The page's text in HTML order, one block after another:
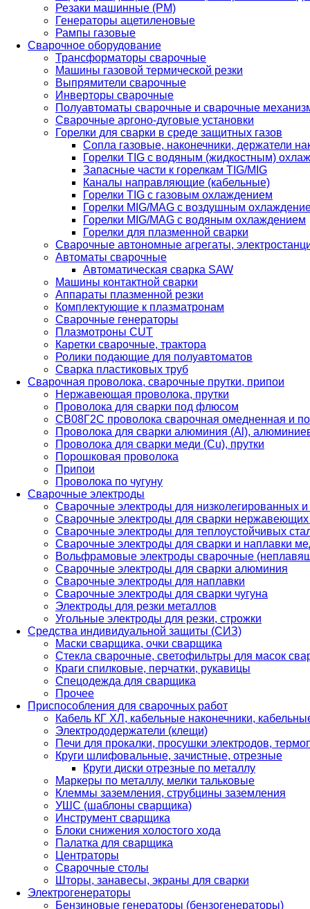
Резаки машинные (РМ)
Генераторы ацетиленовые
Рампы газовые
Сварочное оборудование
Трансформаторы сварочные
Машины газовой термической резки
Выпрямители сварочные
Инверторы сварочные
Полуавтоматы сварочные и сварочные
Сварочные аргоно-дуговые установки
Горелки для сварки в среде защитных газов
Сопла газовые, наконечники, держатели
Горелки TIG с водяным (жидкостным)
Запасные части к горелкам TIG/MIG
Каналы направляющие (кабельные)
Горелки TIG с газовым охлаждением
Горелки MIG/MAG с воздушным
Горелки MIG/MAG с водяным охлаждением
Горелки для плазменной сварки
Сварочные автономные агрегаты,
Автоматы сварочные
Автоматическая сварка SAW
Машины контактной сварки
Аппараты плазменной резки
Комплектующие к плазматронам
Сварочные генераторы
Плазмотроны CUT
Каретки сварочные, трактора
Ролики подающие для полуавтоматов
Сварка пластиковых труб
Сварочная проволока, сварочные прутки, припои
Нержавеющая проволока, прутки
Проволока для сварки под флюсом
СВ08Г2С проволока сварочная омедненная и
Проволока для сварки алюминия (Al),
Проволока для сварки меди (Cu), прутки
Порошковая проволока
Припои
Проволока по чугуну
Сварочные электроды
Сварочные электроды для низколегированных и
Сварочные электроды для сварки
Сварочные электроды для теплоустойчивых
Сварочные электроды для сварки и наплавки
Вольфрамовые электроды сварочные
Сварочные электроды для сварки алюминия
Сварочные электроды для наплавки
Сварочные электроды для сварки чугуна
Электроды для резки металлов
Угольные электроды для резки, строжки
Средства индивидуальной защиты (СИЗ)
Маски сварщика, очки сварщика
Стекла сварочные, светофильтры для масок
Краги спилковые, перчатки, рукавицы
Спецодежда для сварщика
Прочее
Приспособления для сварочных работ
Кабель КГ ХЛ, кабельные наконечники,
Электрододержатели (клещи)
Печи для прокалки, просушки электродов,
Круги шлифовальные, зачистные, отрезные
Круги диски отрезные по металлу
Маркеры по металлу, мелки тальковые
Клеммы заземления, струбцины заземления
УШС (шаблоны сварщика)
Инструмент сварщика
Блоки снижения холостого хода
Палатка для сварщика
Центраторы
Сварочные столы
Шторы, занавесы, экраны для сварки
Электрогенераторы
Бензиновые генераторы (бензогенераторы)